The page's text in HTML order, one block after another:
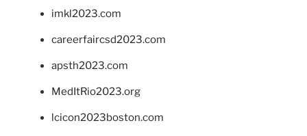
imkl2023.com
careerfaircsd2023.com
apsth2023.com
MedItRio2023.org
lcicon2023boston.com